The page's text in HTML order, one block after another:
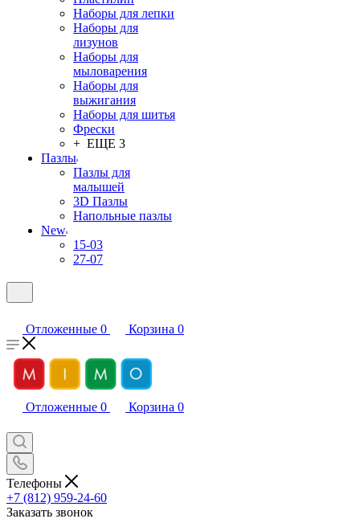
Наборы для лепки
Наборы для
лизунов
Наборы для
мыловарения
Наборы для
выжигания
Наборы для шитья
Фрески
+ ЕЩЕ 3
Пазлы
Пазлы для
малышей
3D Пазлы
Напольные пазлы
New
15-03
27-07
Отложенные 0 Корзина 0
Отложенные 0 Корзина 0
Телефоны
+7 (812) 959-24-60
Заказать звонок